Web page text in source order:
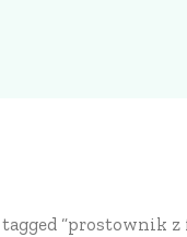
“prostownik